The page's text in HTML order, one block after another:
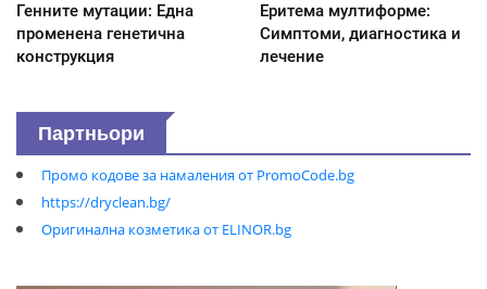
Генните мутации: Една
променена генетична
конструкция
Еритема мултиформе:
Симптоми, диагностика и
лечение
Партньори
Промо кодове за намаления от PromoCode.bg
https://dryclean.bg/
Оригинална козметика от ELINOR.bg